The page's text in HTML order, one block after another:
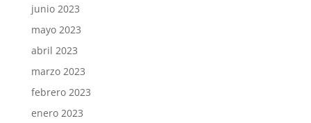
junio 2023
mayo 2023
abril 2023
marzo 2023
febrero 2023
enero 2023